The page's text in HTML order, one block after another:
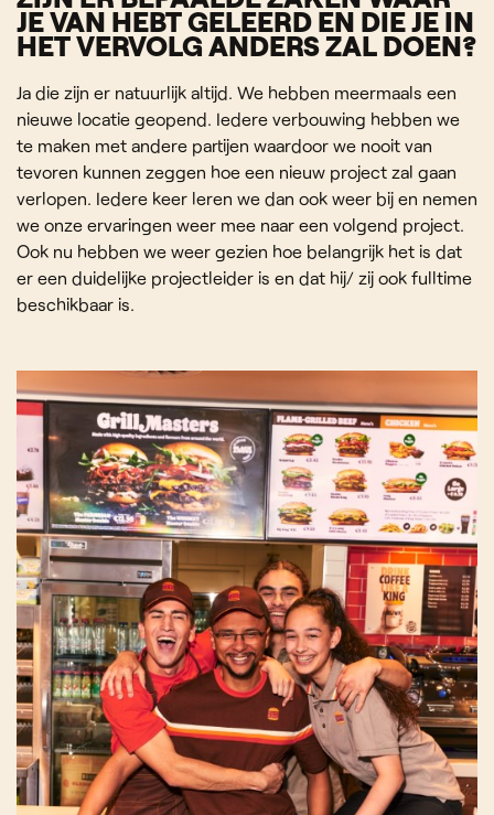
JE VAN HEBT GELEERD EN DIE JE IN
HET VERVOLG ANDERS ZAL DOEN?
Ja die zijn er natuurlijk altijd. We hebben meermaals een
nieuwe locatie geopend. Iedere verbouwing hebben we
te maken met andere partijen waardoor we nooit van
tevoren kunnen zeggen hoe een nieuw project zal gaan
verlopen. Iedere keer leren we dan ook weer bij en nemen
we onze ervaringen weer mee naar een volgend project.
Ook nu hebben we weer gezien hoe belangrijk het is dat
er een duidelijke projectleider is en dat hij/ zij ook fulltime
beschikbaar is.